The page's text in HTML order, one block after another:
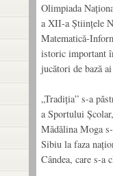
Olimpiada
a XII-a Științele
Matematică-
istoric important
jucători de bază
„Tradiția” s-a
a Sportului
Mădălina Moga
Sibiu la faza
Cândea, care s-a